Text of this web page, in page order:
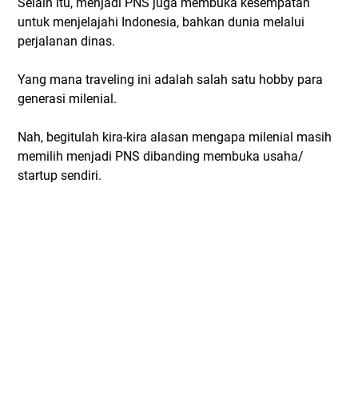
untuk menjelajahi Indonesia, bahkan dunia melalui
perjalanan dinas.
Yang mana traveling ini adalah salah satu hobby para
generasi milenial.
Nah, begitulah kira-kira alasan mengapa milenial masih
memilih menjadi PNS dibanding membuka usaha/
startup sendiri.